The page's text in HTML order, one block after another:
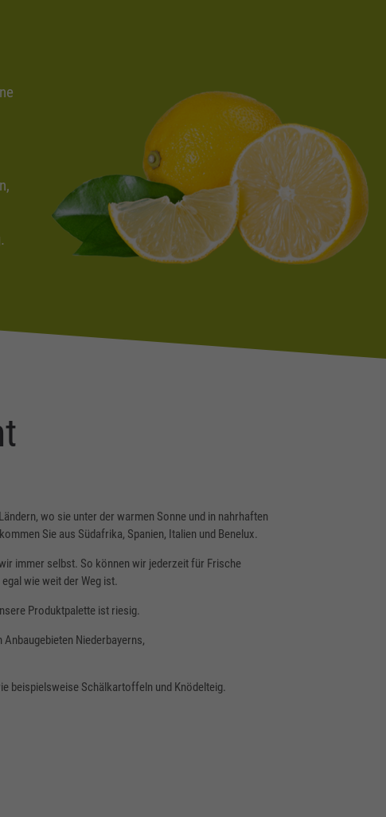
wo sie unter der warmen Sonne und in nahrhaften
Sie aus Südafrika, Spanien, Italien und Benelux.
immer selbst. So können wir jederzeit für Frische
wie weit der Weg ist.
Produktpalette ist riesig.
Niederbayerns,
beispielsweise Schälkartoffeln und Knödelteig.